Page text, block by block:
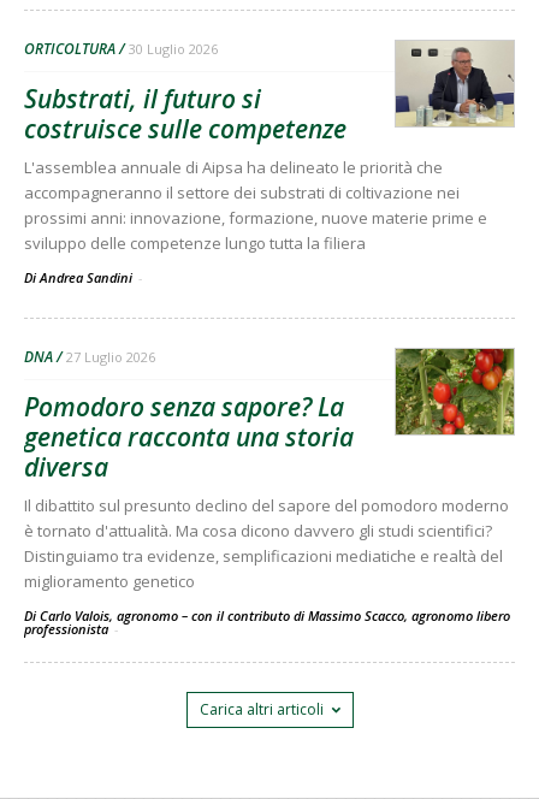
ORTICOLTURA 30 Luglio 2026
Substrati, il futuro si
costruisce sulle competenze
L'assemblea annuale di Aipsa ha delineato le priorità che
accompagneranno il settore dei substrati di coltivazione nei
prossimi anni: innovazione, formazione, nuove materie prime e
sviluppo delle competenze lungo tutta la filiera
Di Andrea Sandini -
DNA 27 Luglio 2026
Pomodoro senza sapore? La
genetica racconta una storia
diversa
Il dibattito sul presunto declino del sapore del pomodoro moderno
è tornato d'attualità. Ma cosa dicono davvero gli studi scientifici?
Distinguiamo tra evidenze, semplificazioni mediatiche e realtà del
miglioramento genetico
Di Carlo Valois, agronomo – con il contributo di Massimo Scacco, agronomo libero
professionista -
Carica altri articoli